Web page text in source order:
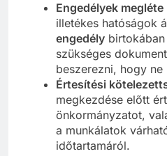
Engedélyek megléte
illetékes hatóságok
engedély
szükséges
beszerezni, hogy
Értesítési
megkezdése előtt
önkormányzatot,
a munkálatok
időtartamáról.